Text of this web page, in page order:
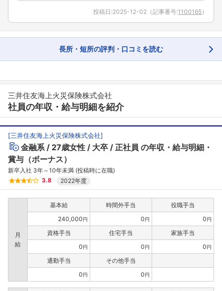
投稿日:2025-12-02 （記事番号:1100165）
長所・短所の評判・口コミを読む
三井住友海上火災保険株式会社
社員の年収・給与明細を紹介
[三井住友海上火災保険株式会社]
金融系 27歳女性 大卒 正社員 の年収・給与明細・
賞与（ボーナス）
新卒入社 3年～10年未満 (投稿時に在職)
3.8
2022年度
月
給
基本給 時間外手当
役職手当
240,000円 0円 0円
資格手当 住宅手当
家族手当
0円 0円 0円
通勤手当
その他手当
0円 0円